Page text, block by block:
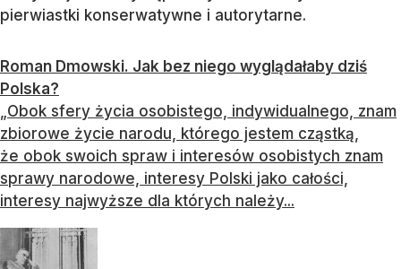
pierwiastki konserwatywne i autorytarne.
Roman Dmowski. Jak bez niego wyglądałaby dziś
Polska?
„Obok sfery życia osobistego, indywidualnego, znam
zbiorowe życie narodu, którego jestem cząstką,
że obok swoich spraw i interesów osobistych znam
sprawy narodowe, interesy Polski jako całości,
interesy najwyższe dla których należy...